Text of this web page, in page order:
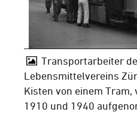
Transportarbeiter
Lebensmittelvereins
Kisten von einem
1910 und 1940